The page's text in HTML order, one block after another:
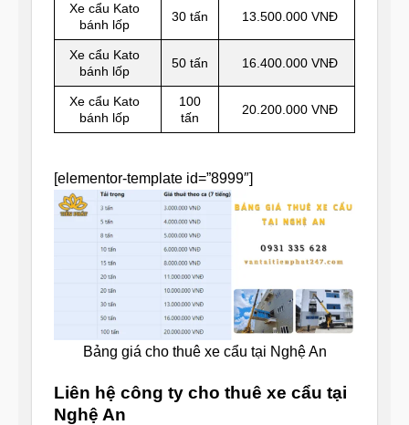
Xe cẩu Kato
bánh lốp
30 tấn 13.500.000 VNĐ
Xe cẩu Kato
bánh lốp
50 tấn 16.400.000 VNĐ
Xe cẩu Kato
bánh lốp
100
tấn
20.200.000 VNĐ
[elementor-template id=”8999″]
Bảng giá cho thuê xe cẩu tại Nghệ An
Liên hệ công ty cho thuê xe cẩu tại
Nghệ An